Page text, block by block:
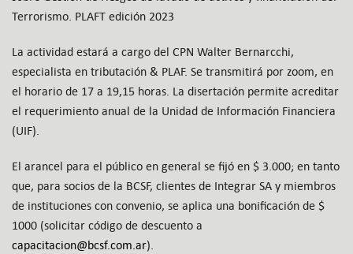
Terrorismo. PLAFT edición 2023
La actividad estará a cargo del CPN Walter Bernarcchi,
especialista en tributación & PLAF. Se transmitirá por zoom, en
el horario de 17 a 19,15 horas. La disertación permite acreditar
el requerimiento anual de la Unidad de Información Financiera
(UIF).
El arancel para el público en general se fijó en $ 3.000; en tanto
que, para socios de la BCSF, clientes de Integrar SA y miembros
de instituciones con convenio, se aplica una bonificación de $
1000 (solicitar código de descuento a
capacitacion@bcsf.com.ar).